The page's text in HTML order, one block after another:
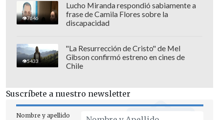
7646
Lucho Miranda respondió sabiamente a
frase de Camila Flores sobre la
discapacidad
5433
"La Resurrección de Cristo" de Mel
Gibson confirmó estreno en cines de
Chile
Suscríbete a nuestro newsletter
Nombre y apellido